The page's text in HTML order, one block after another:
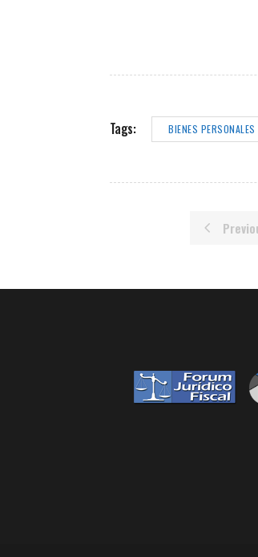
Tags: BIENES PERSONALES